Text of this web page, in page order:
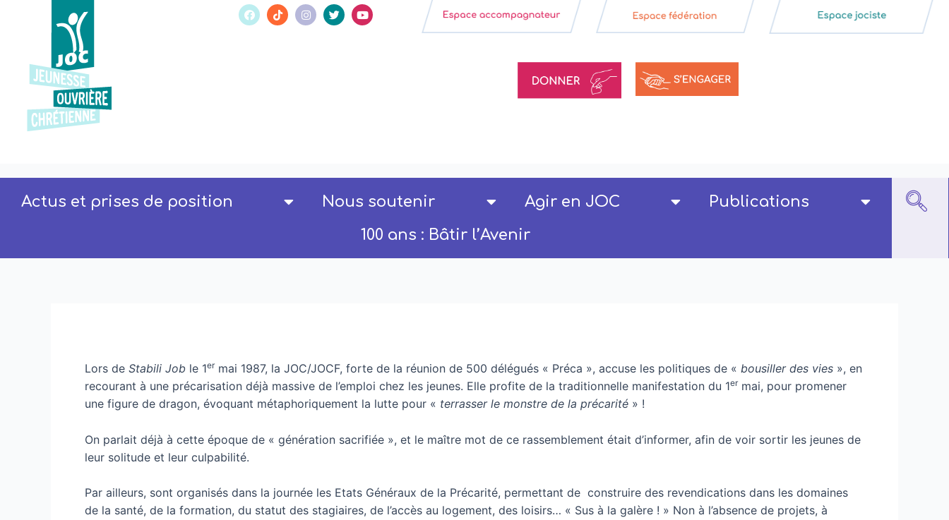
Actus et prises de position Nous soutenir Agir en JOC
Publications
100 ans : Bâtir l’Avenir
Lors de Stabili Job le 1ermai 1987, la JOC/JOCF, forte de la réunion de 500 délégués « Préca », accuse les politiques de « bousiller des vies », en
recourant à une précarisation déjà massive de l’emploi chez les jeunes. Elle profite de la traditionnelle manifestation du 1ermai, pour promener
une figure de dragon, évoquant métaphoriquement la lutte pour « terrasser le monstre de la précarité » !
On parlait déjà à cette époque de « génération sacrifiée », et le maître mot de ce rassemblement était d’informer, afin de voir sortir les jeunes de
leur solitude et leur culpabilité.
Par ailleurs, sont organisés dans la journée les Etats Généraux de la Précarité, permettant de construire des revendications dans les domaines
de la santé, de la formation, du statut des stagiaires, de l’accès au logement, des loisirs… « Sus à la galère ! » Non à l’absence de projets, à